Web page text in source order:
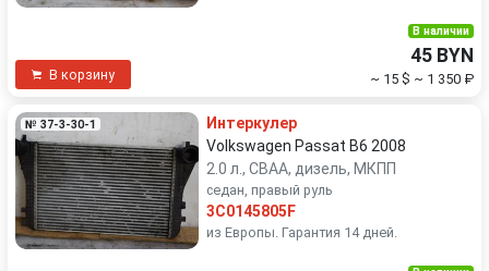
В корзину
В наличии
45 BYN
~ 15 $ ~ 1 350 ₽
№ 37-3-30-1
Интеркулер
Volkswagen Passat B6 2008
2.0 л., CBAA, дизель, МКПП
седан, правый руль
3C0145805F
из Европы. Гарантия 14 дней.